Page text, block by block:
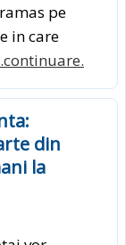
pe
in care
din
la